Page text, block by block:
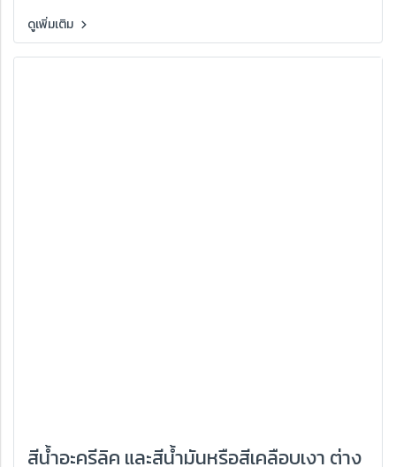
ดูเพิ่มเติม
สีน้ำอะครีลิค และสีน้ำมันหรือสีเคลือบเงา ต่าง